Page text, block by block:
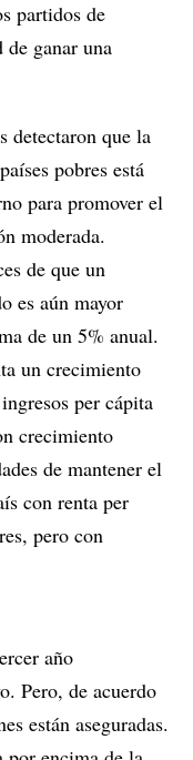
partidos de
ganar una
detectaron que la
pobres está
para promover el
moderada.
de que un
es aún mayor
de un 5% anual.
un crecimiento
per cápita
crecimiento
de mantener el
con renta per
pero con
año
Pero, de acuerdo
están aseguradas.